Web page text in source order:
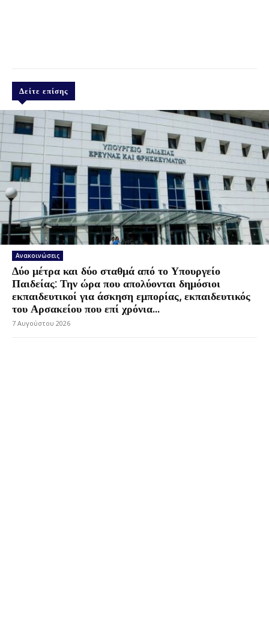
Δείτε επίσης
Ανακοινώσεις
Δύο μέτρα και δύο σταθμά από το Υπουργείο
Παιδείας: Την ώρα που απολύονται δημόσιοι
εκπαιδευτικοί για άσκηση εμπορίας, εκπαιδευτικός
του Αρσακείου που επί χρόνια...
7 Αυγούστου 2026